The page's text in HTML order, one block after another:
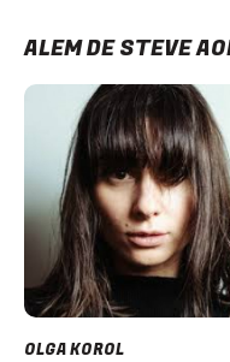
ALÉM DE STEVE
OLGA KOROL